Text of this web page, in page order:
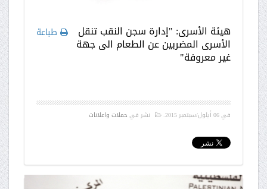
طباعة هيئة الأسرى: "إدارة سجن النقب تنقل
الأسرى المضربين عن الطعام الى جهة
غير معروفة"
في06 أيلول/سبتمبر 2015 . نشر في حملات واعلانات